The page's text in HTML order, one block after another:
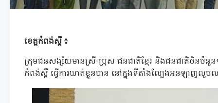
ខេត្តកំពង់ស្ពឺ ៖
ក្រុមជនសង្ស័យមានស្រី-ប្រុស ជនជាតិខ្មែរ និងជនជាតិចិនចំនួន១៨
កំពង់ស្ពឺ ធ្វើការឃាត់ខ្លួនបាន នៅក្នុងទីតាំងល្បែងអនឡាញ